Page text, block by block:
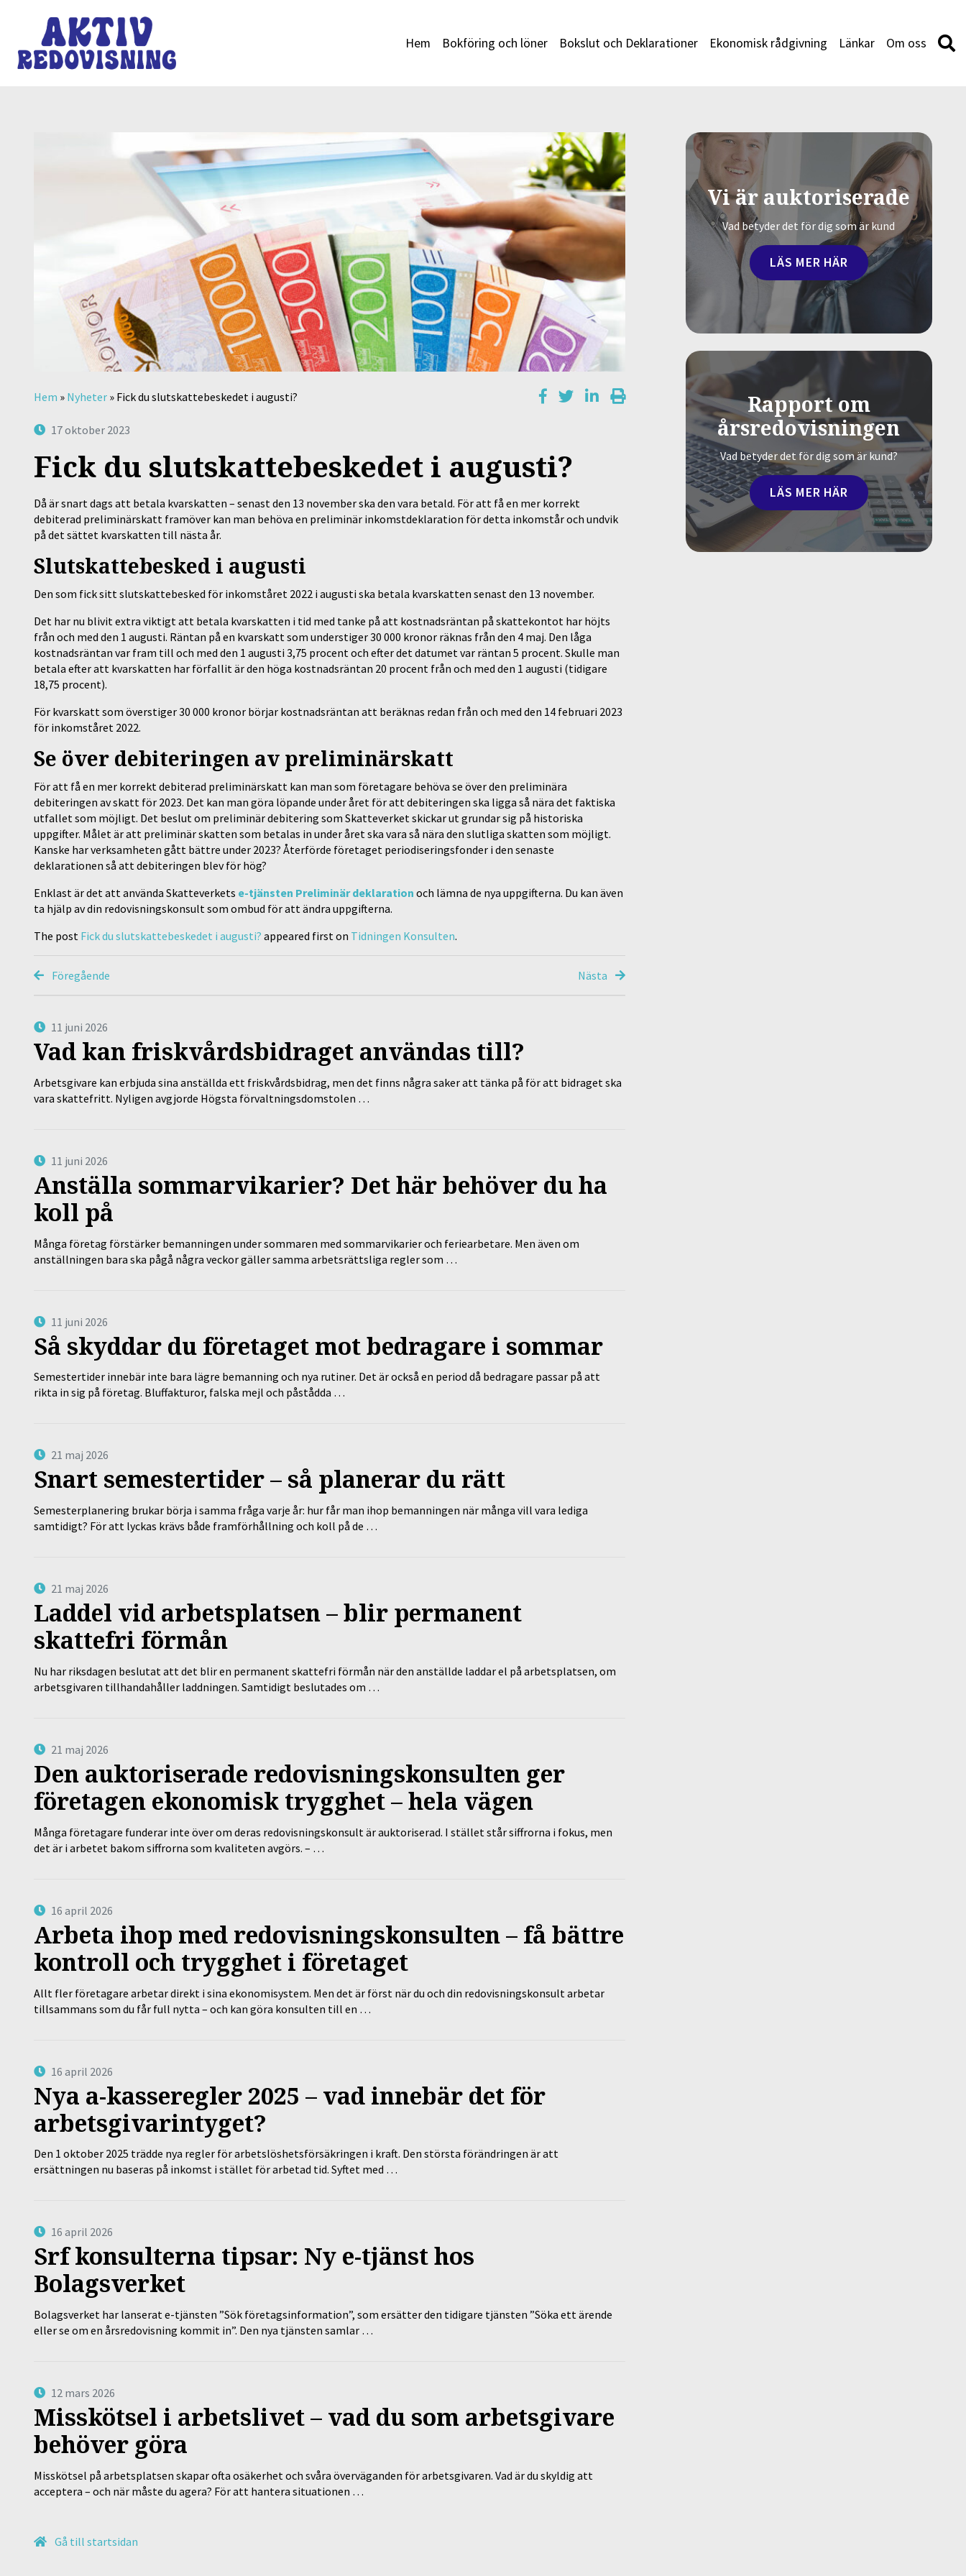
Hem Bokföring och löner Bokslut och Deklarationer Ekonomisk rådgivning Länkar Om oss
Hem » Nyheter » Fick du slutskattebeskedet i augusti?
17 oktober 2023
Fick du slutskattebeskedet i augusti?
Då är snart dags att betala kvarskatten – senast den 13 november ska den vara betald. För att få en mer korrekt
debiterad preliminärskatt framöver kan man behöva en preliminär inkomstdeklaration för detta inkomstår och undvik
på det sättet kvarskatten till nästa år.
Slutskattebesked i augusti
Den som fick sitt slutskattebesked för inkomståret 2022 i augusti ska betala kvarskatten senast den 13 november.
Det har nu blivit extra viktigt att betala kvarskatten i tid med tanke på att kostnadsräntan på skattekontot har höjts
från och med den 1 augusti. Räntan på en kvarskatt som understiger 30 000 kronor räknas från den 4 maj. Den låga
kostnadsräntan var fram till och med den 1 augusti 3,75 procent och efter det datumet var räntan 5 procent. Skulle man
betala efter att kvarskatten har förfallit är den höga kostnadsräntan 20 procent från och med den 1 augusti (tidigare
18,75 procent).
För kvarskatt som överstiger 30 000 kronor börjar kostnadsräntan att beräknas redan från och med den 14 februari 2023
för inkomståret 2022.
Se över debiteringen av preliminärskatt
För att få en mer korrekt debiterad preliminärskatt kan man som företagare behöva se över den preliminära
debiteringen av skatt för 2023. Det kan man göra löpande under året för att debiteringen ska ligga så nära det faktiska
utfallet som möjligt. Det beslut om preliminär debitering som Skatteverket skickar ut grundar sig på historiska
uppgifter. Målet är att preliminär skatten som betalas in under året ska vara så nära den slutliga skatten som möjligt.
Kanske har verksamheten gått bättre under 2023? Återförde företaget periodiseringsfonder i den senaste
deklarationen så att debiteringen blev för hög?
Enklast är det att använda Skatteverkets e-tjänsten Preliminär deklaration och lämna de nya uppgifterna. Du kan även
ta hjälp av din redovisningskonsult som ombud för att ändra uppgifterna.
The post Fick du slutskattebeskedet i augusti? appeared first on Tidningen Konsulten.
Föregående Nästa
11 juni 2026
Vad kan friskvårdsbidraget användas till?
Arbetsgivare kan erbjuda sina anställda ett friskvårdsbidrag, men det finns några saker att tänka på för att bidraget ska
vara skattefritt. Nyligen avgjorde Högsta förvaltningsdomstolen …
11 juni 2026
Anställa sommarvikarier? Det här behöver du ha
koll på
Många företag förstärker bemanningen under sommaren med sommarvikarier och feriearbetare. Men även om
anställningen bara ska pågå några veckor gäller samma arbetsrättsliga regler som …
11 juni 2026
Så skyddar du företaget mot bedragare i sommar
Semestertider innebär inte bara lägre bemanning och nya rutiner. Det är också en period då bedragare passar på att
rikta in sig på företag. Bluffakturor, falska mejl och påstådda …
21 maj 2026
Snart semestertider – så planerar du rätt
Semesterplanering brukar börja i samma fråga varje år: hur får man ihop bemanningen när många vill vara lediga
samtidigt? För att lyckas krävs både framförhållning och koll på de …
21 maj 2026
Laddel vid arbetsplatsen – blir permanent
skattefri förmån
Nu har riksdagen beslutat att det blir en permanent skattefri förmån när den anställde laddar el på arbetsplatsen, om
arbetsgivaren tillhandahåller laddningen. Samtidigt beslutades om …
21 maj 2026
Den auktoriserade redovisningskonsulten ger
företagen ekonomisk trygghet – hela vägen
Många företagare funderar inte över om deras redovisningskonsult är auktoriserad. I stället står siffrorna i fokus, men
det är i arbetet bakom siffrorna som kvaliteten avgörs. – …
16 april 2026
Arbeta ihop med redovisningskonsulten – få bättre
kontroll och trygghet i företaget
Allt fler företagare arbetar direkt i sina ekonomisystem. Men det är först när du och din redovisningskonsult arbetar
tillsammans som du får full nytta – och kan göra konsulten till en …
16 april 2026
Nya a-kasseregler 2025 – vad innebär det för
arbetsgivarintyget?
Den 1 oktober 2025 trädde nya regler för arbetslöshetsförsäkringen i kraft. Den största förändringen är att
ersättningen nu baseras på inkomst i stället för arbetad tid. Syftet med …
16 april 2026
Srf konsulterna tipsar: Ny e-tjänst hos
Bolagsverket
Bolagsverket har lanserat e-tjänsten ”Sök företagsinformation”, som ersätter den tidigare tjänsten ”Söka ett ärende
eller se om en årsredovisning kommit in”. Den nya tjänsten samlar …
12 mars 2026
Misskötsel i arbetslivet – vad du som arbetsgivare
behöver göra
Misskötsel på arbetsplatsen skapar ofta osäkerhet och svåra överväganden för arbetsgivaren. Vad är du skyldig att
acceptera – och när måste du agera? För att hantera situationen …
Gå till startsidan
Vi är auktoriserade
Vad betyder det för dig som är kund
LÄS MER HÄR
Rapport om
årsredovisningen
Vad betyder det för dig som är kund?
LÄS MER HÄR